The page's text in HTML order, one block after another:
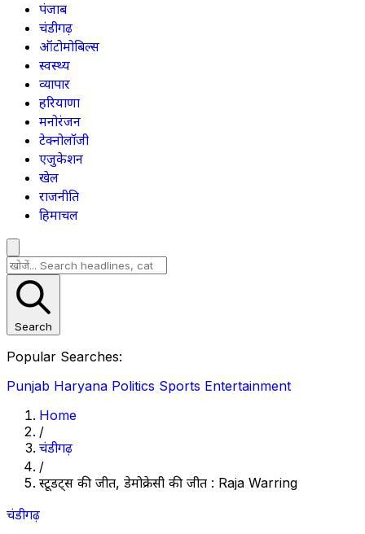
पंजाब
चंडीगढ़
ऑटोमोबिल्स
स्वस्थ्य
व्यापार
हरियाणा
मनोरंजन
टेक्नोलॉजी
एजुकेशन
खेल
राजनीति
हिमाचल
Search
Popular Searches:
Punjab Haryana Politics Sports Entertainment
Home
/
चंडीगढ़
/
स्टूडेंट्स की जीत, डेमोक्रेसी की जीत : Raja Warring
चंडीगढ़